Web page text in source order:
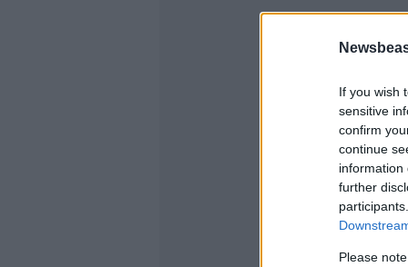
If you wish
sensitive
confirm
continue
information
further
Please